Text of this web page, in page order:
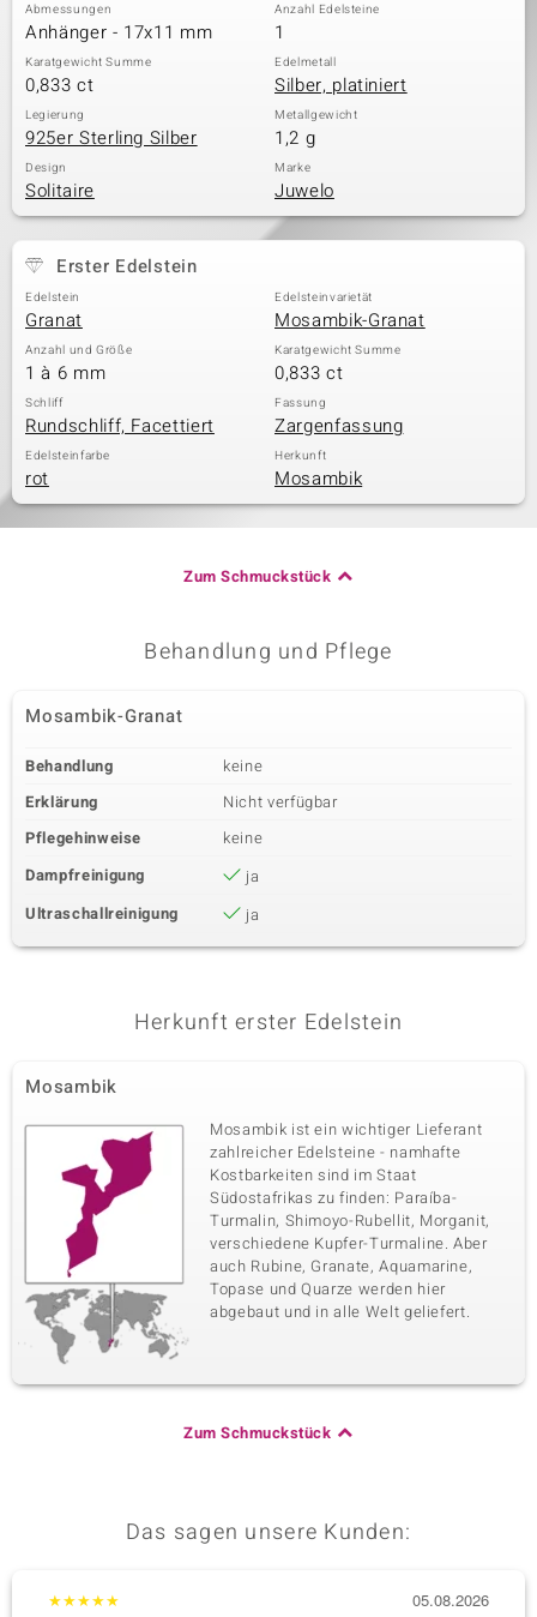
Classics
Abmessungen
Anhänger - 17x11 mm
Anzahl Edelsteine
1
Karatgewicht Summe
0,833 ct
Edelmetall
Silber, platiniert
Legierung
925er Sterling Silber
Metallgewicht
1,2 g
Design
Solitaire
Marke
Juwelo
Erster Edelstein
Edelstein
Granat
Edelsteinvarietät
Mosambik-Granat
Anzahl und Größe
1 à 6 mm
Karatgewicht Summe
0,833 ct
Schliff
Rundschliff, Facettiert
Fassung
Zargenfassung
Edelsteinfarbe
rot
Herkunft
Mosambik
Zum Schmuckstück
Behandlung und Pflege
Mosambik-Granat
Behandlung
keine
Erklärung
Nicht verfügbar
Pflegehinweise
keine
Dampfreinigung
ja
Ultraschallreinigung
ja
Herkunft erster Edelstein
Mosambik
Mosambik ist ein wichtiger Lieferant
zahlreicher Edelsteine - namhafte
Kostbarkeiten sind im Staat
Südostafrikas zu finden: Paraíba-
Turmalin, Shimoyo-Rubellit, Morganit,
verschiedene Kupfer-Turmaline. Aber
auch Rubine, Granate, Aquamarine,
Topase und Quarze werden hier
abgebaut und in alle Welt geliefert.
Zum Schmuckstück
Das sagen unsere Kunden:
★★★★★
05.08.2026